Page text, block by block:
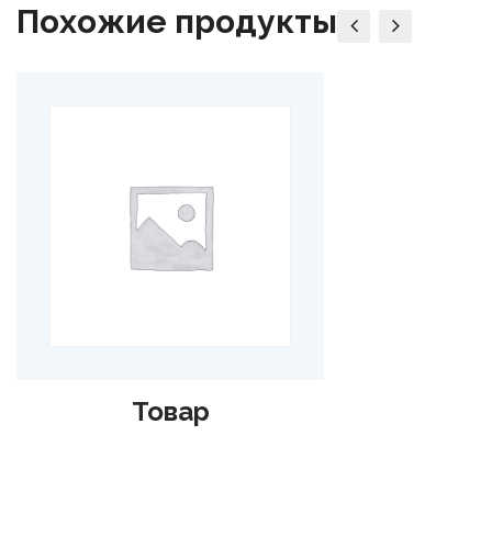
Похожие продукты